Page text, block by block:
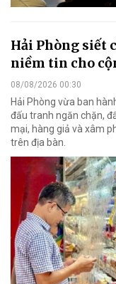
Hải Phòng siết
niềm tin cho
08/08/2026 00:30
Hải Phòng vừa ban
đấu tranh ngăn chặn,
mại, hàng giả và xâm
trên địa bàn.